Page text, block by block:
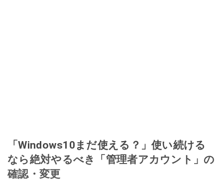
「Windows10まだ使える？」使い続ける
なら絶対やるべき「管理者アカウント」の
確認・変更